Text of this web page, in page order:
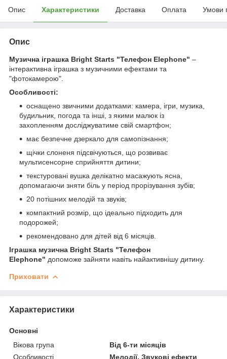
Опис Характеристики Доставка Оплата Умови
Опис
Музична іграшка Bright Starts "Телефон Elephone" –
інтерактивна іграшка з музичними ефектами та
"фотокамерою".
Особливості:
оснащено звичними додатками: камера, ігри, музика,
будильник, погода та інші, з якими малюк із
захопленням досліджуватиме свій смартфон;
має безпечне дзеркало для самопізнання;
щічки слоненя підсвічуються, що розвиває
мультисенсорне сприйняття дитини;
текстуровані вушка делікатно масажують ясна,
допомагаючи зняти біль у період прорізування зубів;
20 потішних мелодій та звуків;
компактний розмір, що ідеально підходить для
подорожей;
рекомендовано для дітей від 6 місяців.
Іграшка музична Bright Starts "Телефон
Elephone" допоможе зайняти навіть найактивнішу дитину.
Приховати
Характеристики
Основні
Вікова група
Від 6-ти місяців
Особливості
Мелодії, Звукові ефекти